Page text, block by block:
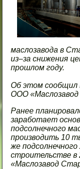
маслозавода в
из–за снижения
прошлом году.
Об этом сообщил
ООО
Ранее
заработает
подсолнечного
производить 10
же
строительстве в
«Маслозавод